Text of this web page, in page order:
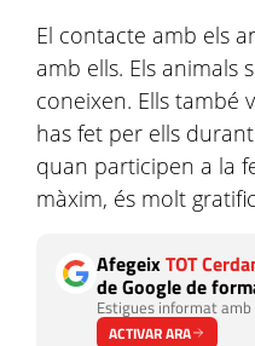
El contacte amb els
amb ells. Els animals
coneixen. Ells també
has fet per ells
quan participen a la
màxim, és molt
AfegeixTOT
de Google de
Estigues informat
ACTIVAR ARA